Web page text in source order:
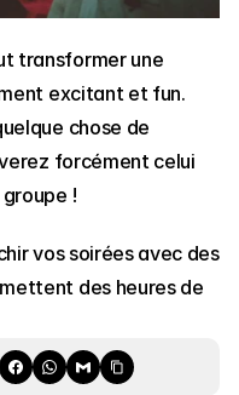
transformer une
excitant et fun.
chose de
forcément celui
!
Alors, n'attendez plus pour enrichir vos soirées avec des
des heures de